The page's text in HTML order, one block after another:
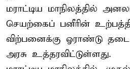
மராட்டிய மாநிலத்தில்
செயற்கைப் பனீரின்
விற்பனைக்கு ஓராண்டு தடை
அரசு உத்தரவிட்டுள்ளது.